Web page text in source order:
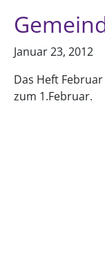
Januar 23, 2012
Das Heft
zum 1.Februar.